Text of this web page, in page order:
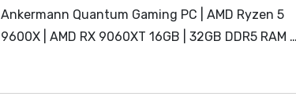
Ankermann Quantum Gaming PC | AMD Ryzen 5
9600X | AMD RX 9060XT 16GB | 32GB DDR5 RAM |